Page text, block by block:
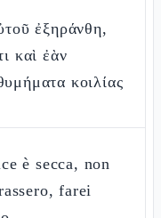
ἐξηράνθη,
καὶ ἐὰν
κοιλίας
è secca, non
farei